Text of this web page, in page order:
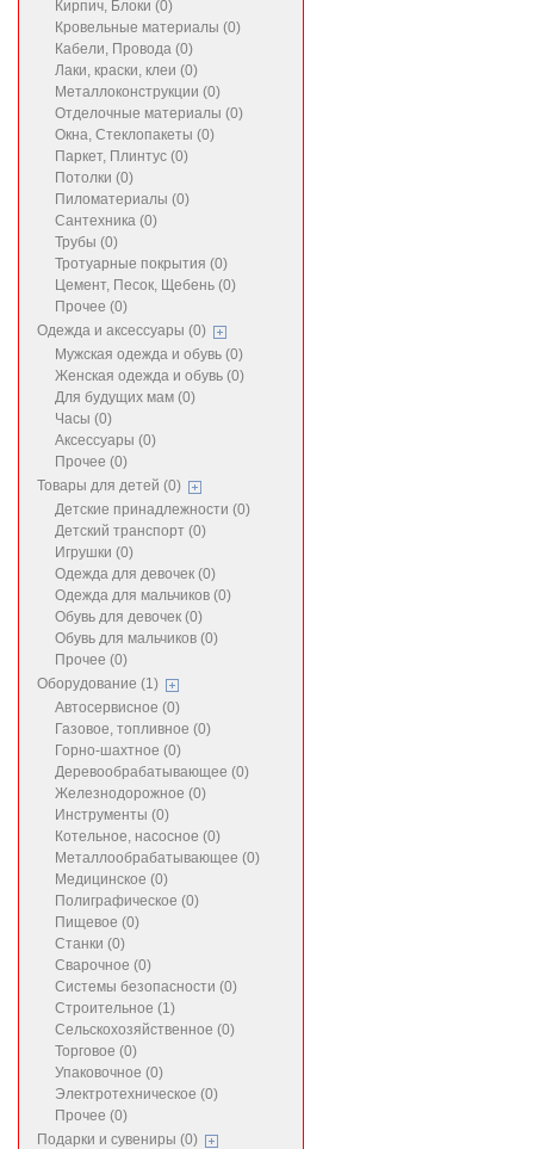
Кирпич, Блоки (0)
Кровельные материалы (0)
Кабели, Провода (0)
Лаки, краски, клеи (0)
Металлоконструкции (0)
Отделочные материалы (0)
Окна, Стеклопакеты (0)
Паркет, Плинтус (0)
Потолки (0)
Пиломатериалы (0)
Сантехника (0)
Трубы (0)
Тротуарные покрытия (0)
Цемент, Песок, Щебень (0)
Прочее (0)
Одежда и аксессуары (0)
Мужская одежда и обувь (0)
Женская одежда и обувь (0)
Для будущих мам (0)
Часы (0)
Аксессуары (0)
Прочее (0)
Товары для детей (0)
Детские принадлежности (0)
Детский транспорт (0)
Игрушки (0)
Одежда для девочек (0)
Одежда для мальчиков (0)
Обувь для девочек (0)
Обувь для мальчиков (0)
Прочее (0)
Оборудование (1)
Автосервисное (0)
Газовое, топливное (0)
Горно-шахтное (0)
Деревообрабатывающее (0)
Железнодорожное (0)
Инструменты (0)
Котельное, насосное (0)
Металлообрабатывающее (0)
Медицинское (0)
Полиграфическое (0)
Пищевое (0)
Станки (0)
Сварочное (0)
Системы безопасности (0)
Строительное (1)
Сельскохозяйственное (0)
Торговое (0)
Упаковочное (0)
Электротехническое (0)
Прочее (0)
Подарки и сувениры (0)